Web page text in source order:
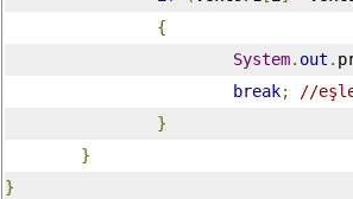
{
System. out .
break;
//
}
}
}